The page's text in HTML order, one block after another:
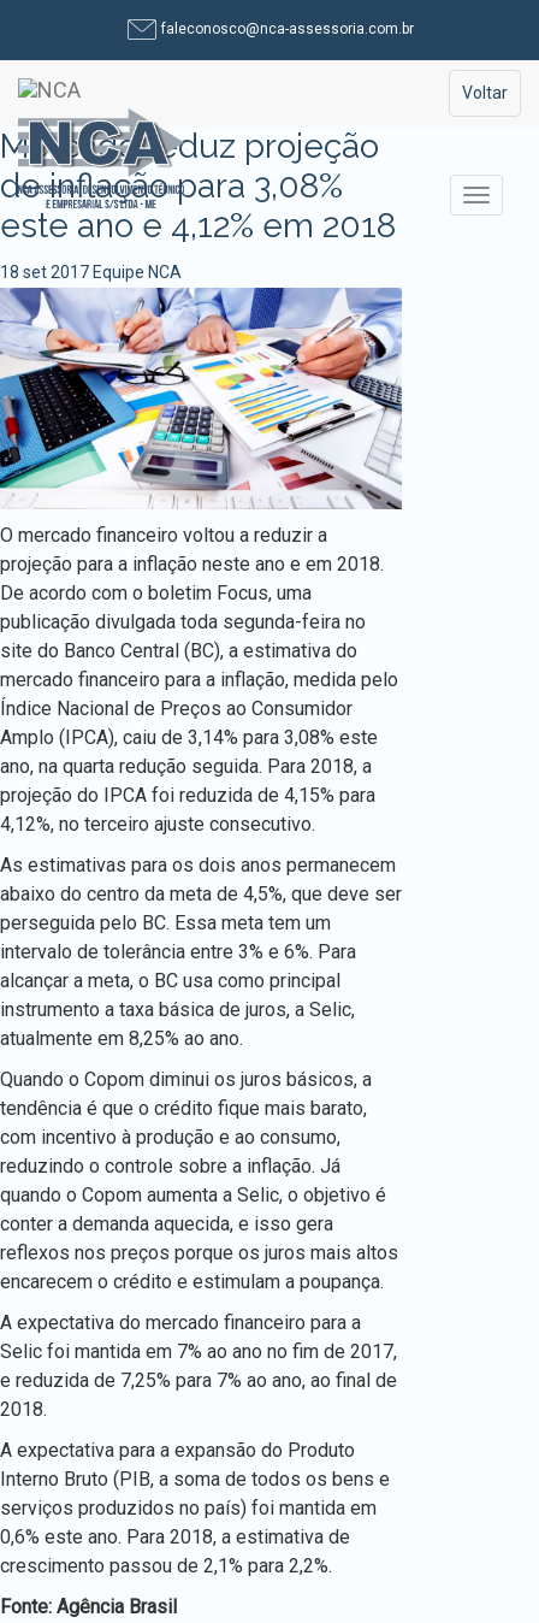
para
o
conteúdo
faleconosco@nca-assessoria.com.br
Toggle
Voltar
Mercado reduz projeção
de inflação para 3,08%
este ano e 4,12% em 2018
18 set 2017 Equipe NCA
O mercado financeiro voltou a reduzir a
projeção para a inflação neste ano e em 2018.
De acordo com o boletim Focus, uma
publicação divulgada toda segunda-feira no
site do Banco Central (BC), a estimativa do
mercado financeiro para a inflação, medida pelo
Índice Nacional de Preços ao Consumidor
Amplo (IPCA), caiu de 3,14% para 3,08% este
ano, na quarta redução seguida. Para 2018, a
projeção do IPCA foi reduzida de 4,15% para
4,12%, no terceiro ajuste consecutivo.
As estimativas para os dois anos permanecem
abaixo do centro da meta de 4,5%, que deve ser
perseguida pelo BC. Essa meta tem um
intervalo de tolerância entre 3% e 6%. Para
alcançar a meta, o BC usa como principal
instrumento a taxa básica de juros, a Selic,
atualmente em 8,25% ao ano.
Quando o Copom diminui os juros básicos, a
tendência é que o crédito fique mais barato,
com incentivo à produção e ao consumo,
reduzindo o controle sobre a inflação. Já
quando o Copom aumenta a Selic, o objetivo é
conter a demanda aquecida, e isso gera
reflexos nos preços porque os juros mais altos
encarecem o crédito e estimulam a poupança.
A expectativa do mercado financeiro para a
Selic foi mantida em 7% ao ano no fim de 2017,
e reduzida de 7,25% para 7% ao ano, ao final de
2018.
A expectativa para a expansão do Produto
Interno Bruto (PIB, a soma de todos os bens e
serviços produzidos no país) foi mantida em
0,6% este ano. Para 2018, a estimativa de
crescimento passou de 2,1% para 2,2%.
Fonte: Agência Brasil